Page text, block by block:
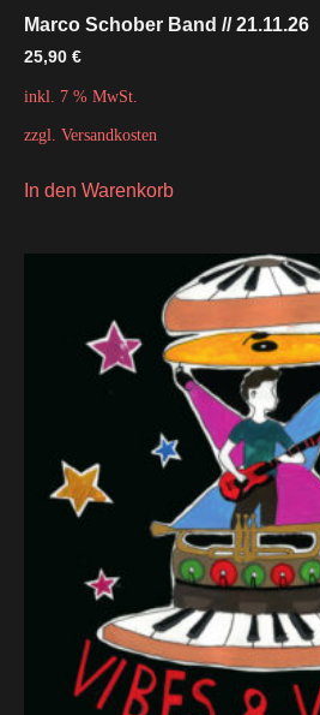
Marco Schober Band // 21.11.26
25,90 €
inkl. 7 % MwSt.
zzgl. Versandkosten
In den Warenkorb